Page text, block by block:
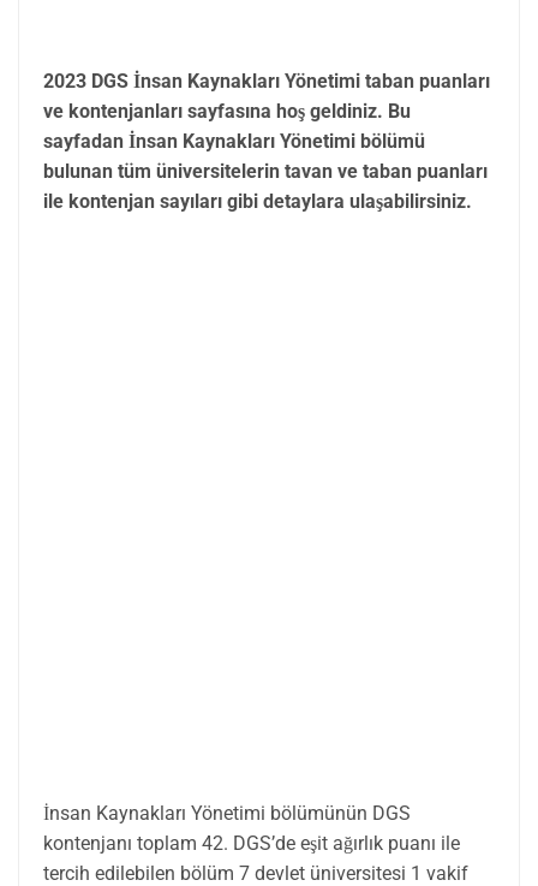
2023 DGS İnsan Kaynakları Yönetimi taban puanları
ve kontenjanları sayfasına hoş geldiniz. Bu
sayfadan İnsan Kaynakları Yönetimi bölümü
bulunan tüm üniversitelerin tavan ve taban puanları
ile kontenjan sayıları gibi detaylara ulaşabilirsiniz.
İnsan Kaynakları Yönetimi bölümünün DGS
kontenjanı toplam 42. DGS’de eşit ağırlık puanı ile
tercih edilebilen bölüm 7 devlet üniversitesi 1 vakif